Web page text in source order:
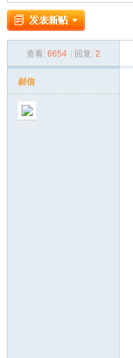
中 » ›
查看: 6654 回复: 2
郝信